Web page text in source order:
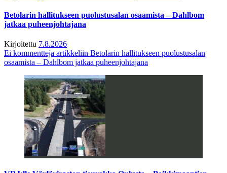
Betolarin hallitukseen puolustusalan osaamista – Dahlbom
jatkaa puheenjohtajana
Kirjoitettu 7.8.2026
Ei kommentteja artikkeliin Betolarin hallitukseen puolustusalan
osaamista – Dahlbom jatkaa puheenjohtajana